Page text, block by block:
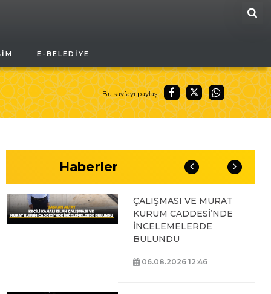
E-BELEDIYE
Bu sayfayı paylaş
Haberler
OYUNLARI’NIN FİNAL
TURUNDA
ÖĞRENCİLERİN
HEYECANINI PAYLAŞTI
BAŞKAN ALTAY, KEÇİLİ
ÇALIŞMASI VE MURAT
KURUM CADDESİ’NDE
İNCELEMELERDE
BULUNDU
06.08.2026 12:46